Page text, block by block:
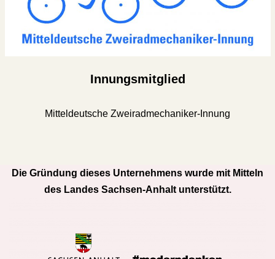
Innungsmitglied
Mitteldeutsche Zweiradmechaniker-Innung
Die Gründung dieses Unternehmens wurde mit Mitteln
des Landes Sachsen-Anhalt unterstützt.